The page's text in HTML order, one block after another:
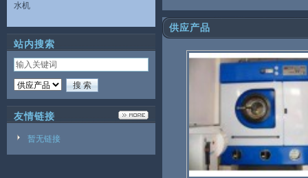
水机
站内搜索
友情链接
暂无链接
供应产品